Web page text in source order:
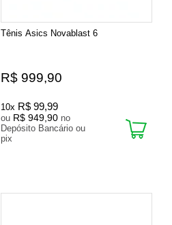
Tênis Asics Novablast 6
R$ 999,90
10x R$ 99,99
ou R$ 949,90 no
Depósito Bancário ou
pix